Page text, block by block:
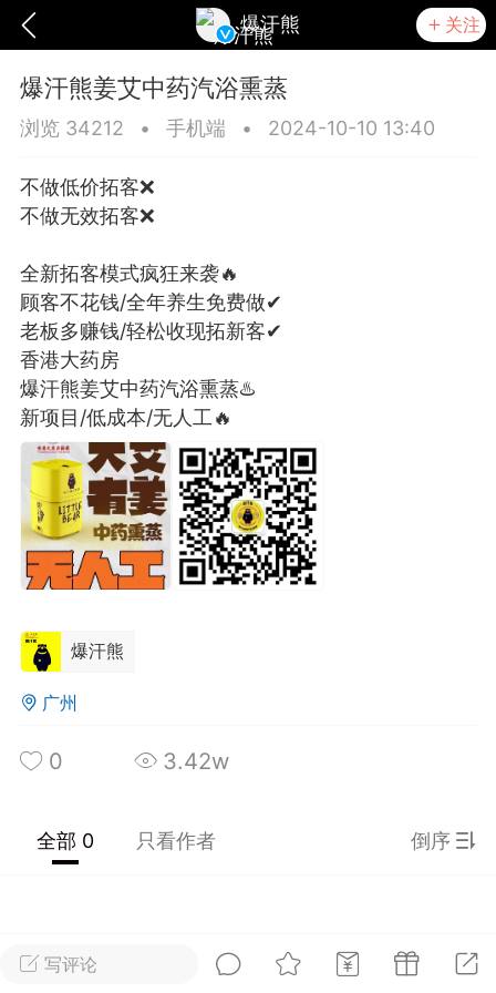
爆汗熊 关注
爆汗熊 卡卡动能素
美业357 芯诗妍 卡卡美业
每次200金币 点击购买
脂
卡卡动能素
建术
爆款平台 Lv.8 靓号
加盟商
闪充小白罐
护...写评论
爆汗熊姜艾中药汽浴熏蒸
浏览 34212 • 手机端 • 2024-10-10 13:40
不做低价拓客❌
​不做无效拓客❌
​全新拓客模式疯狂来袭🔥
​顾客不花钱/全年养生免费做✔
​老板多赚钱/轻松收现拓新客✔
香港大药房
爆汗熊姜艾中药汽浴熏蒸♨️
新项目/低成本/无人工🔥
爆汗熊
广州
0 3.42w
全部 0 只看作者 倒序